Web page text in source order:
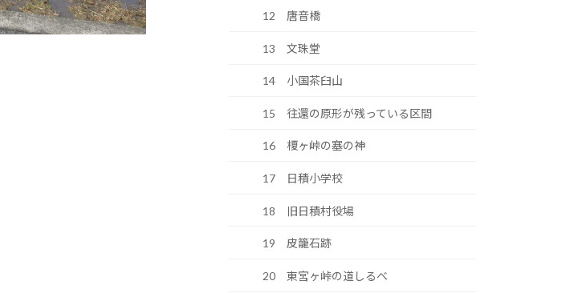
12 唐音橋
13 文珠堂
14 小国茶臼山
15 往還の原形が残っている区間
16 榎ヶ峠の塞の神
17 日積小学校
18 旧日積村役場
19 皮籠石跡
20 東宮ヶ峠の道しるべ